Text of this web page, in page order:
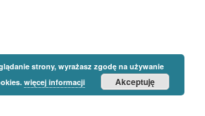
strony, wyrażasz zgodę na używanie
więcej informacji Akceptuję